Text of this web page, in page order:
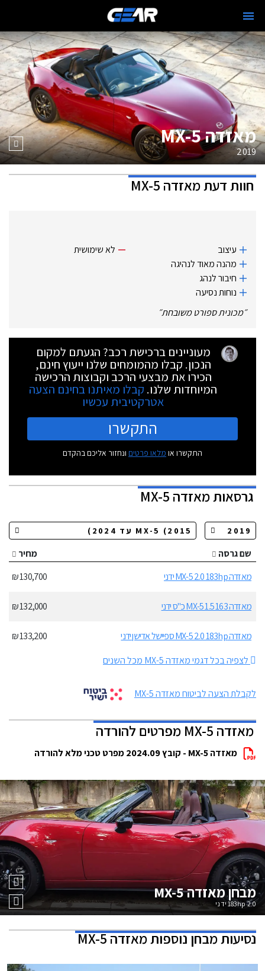
מאזדה MX-5
2019
חוות דעתמאזדה MX-5
עיצוב
מהנה מאוד לנהיגה
חיבור לנהג
נוחות נסיעה
לא שימושית
״מכונית ספורט משובחת״
מעוניינים ברכישת רכב? הגעתם למקום
הנכון. קבלו מהמומחים שלנו ייעוץ חינם,
הכירו את מבצעי הרכב וקבוצות הרכישה
המיוחדות שלנו. קבלו מאיתנו בחינם הצעה
אטרקטיבית עכשיו
התקשרו
התקשרו או מלאו פרטים ונחזור אליכם בהקדם
גרסאותמאזדה MX-5
שם גרסה
מחיר
מאזדה MX-5 2.0 183hp ידני
130,700 ₪
מאזדה MX-5 1.5 163 כ"ס ידני 132,000 ₪
מאזדה MX-5 2.0 183hp ספיישל אדישן ידני
133,200 ₪
לצפיה בכל דגמי מאזדה MX-5 מכל השנים
לקבלת הצעה לביטוח מאזדה MX-5
מאזדה MX-5 מפרטים להורדה
מאזדה MX-5 - קובץ 2024.09 מפרט טכני מלא להורדה
מבחןמאזדה MX-5
2.0 183hp ידני
נסיעות מבחן נוספותמאזדה MX-5